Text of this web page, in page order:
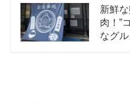
新鮮
肉！”
なグ